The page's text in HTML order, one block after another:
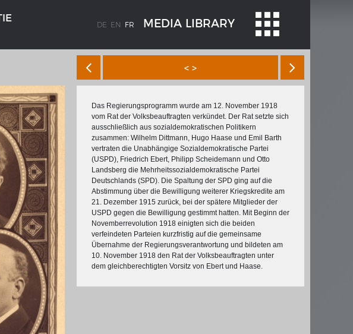
DE EN FR MEDIA LIBRARY
BÂLE À COBLENCE
du Rhin de Bâle à
1794
la carte historique
allemande
der deutsch-französischen
WEIMAR: VOM WESEN UND WERT DER
DEMOKRATIE
Regierungsprogramm
< >
Das Regierungsprogramm wurde am 12. November 1918
vom Rat der Volksbeauftragten verkündet. Der Rat setzte sich
ausschließlich aus sozialdemokratischen Politikern
zusammen: Wilhelm Dittmann, Hugo Haase und Emil Barth
vertraten die Unabhängige Sozialdemokratische Partei
(USPD), Friedrich Ebert, Philipp Scheidemann und Otto
Landsberg die Mehrheitssozialdemokratische Partei
Deutschlands (SPD). Die Spaltung der SPD ging auf die
Abstimmung über die Bewilligung weiterer Kriegskredite am
21. Dezember 1915 zurück, bei der spätere Mitglieder der
USPD gegen die Bewilligung gestimmt hatten. Mit Beginn der
Novemberrevolution 1918 einigten sich die beiden
verfeindeten Parteien kurzfristig auf die gemeinsame
Übernahme der Regierungsverantwortung und bildeten am
10. November 1918 den Rat der Volksbeauftragten unter
dem gleichberechtigten Vorsitz von Ebert und Haase.